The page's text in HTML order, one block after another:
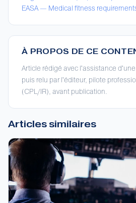
EASA — Medical fitness
À PROPOS DE CE
Article rédigé avec l'assistance
puis relu par l'éditeur, pilote
(CPL/IR), avant publication.
Articles similaires